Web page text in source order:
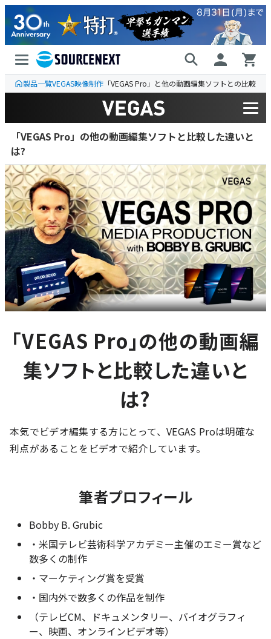
製品一覧VEGAS映像制作 「VEGAS Pro」と他の動画編集ソフトとの比較
「VEGAS Pro」の他の動画編集ソフトと比較した違いと
は?
「VEGAS Pro」の他の動画編
集ソフトと比較した違いと
は?
本気でビデオ編集する方にとって、VEGAS Proは明確な
利点があることをビデオで紹介しています。
筆者プロフィール
Bobby B. Grubic
・米国テレビ芸術科学アカデミー主催のエミー賞など
数多くの制作
・マーケティング賞を受賞
・国内外で数多くの作品を制作
（テレビCM、ドキュメンタリー、バイオグラフィ
ー、映画、オンラインビデオ等）